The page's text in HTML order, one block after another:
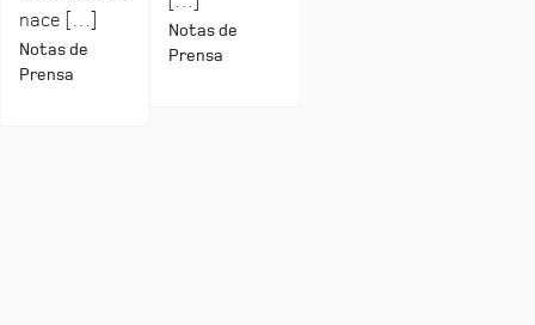
nace […]
Notas de
Prensa
Notas de
Prensa